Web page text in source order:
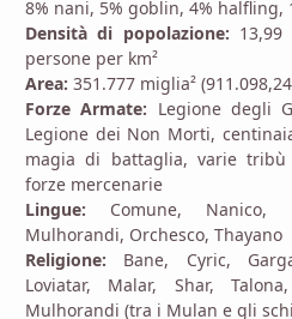
8% nani, 5% goblin, 4% halfling,
Densità di popolazione:
persone per km²
Area: 351.777 miglia²
Forze Armate: Legione degli
Legione dei Non Morti,
magia di battaglia, varie tribù
forze mercenarie
Lingue: Comune, Nanico,
Mulhorandi, Orchesco, Thayano
Religione: Bane, Cyric,
Loviatar, Malar, Shar,
Mulhorandi (tra i Mulan e gli